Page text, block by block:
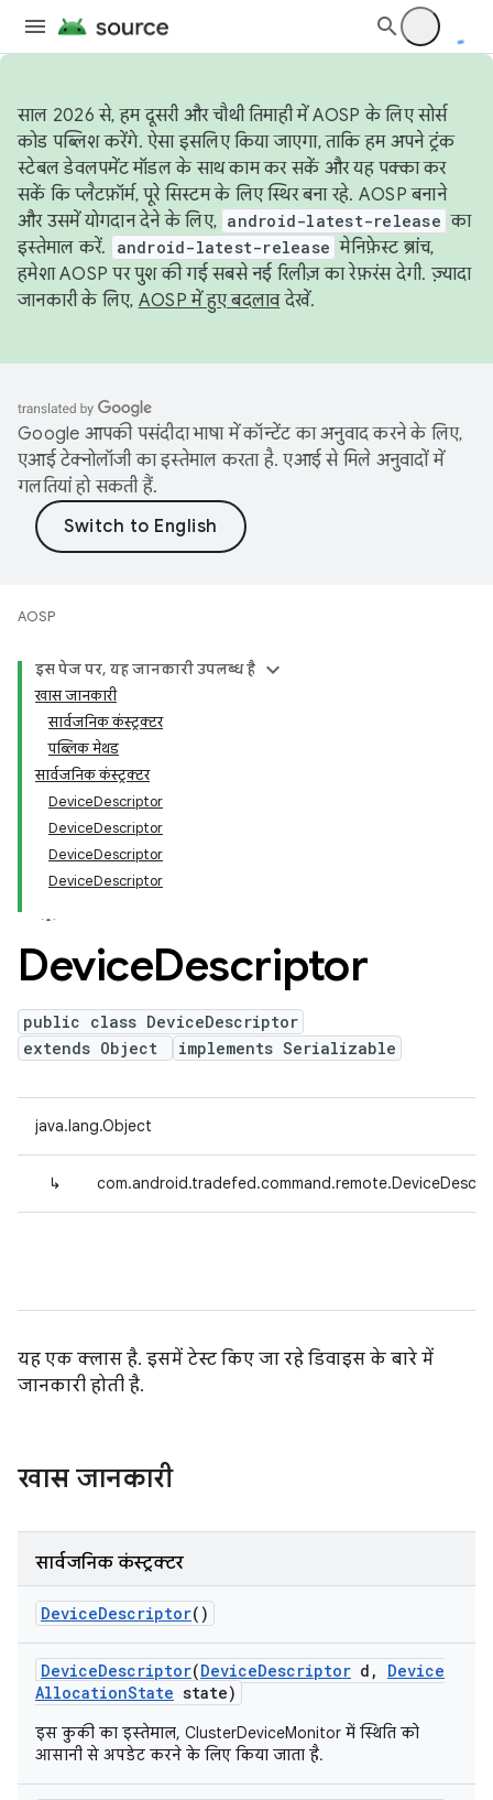
साल 2026 से, हम दूसरी और चौथी तिमाही में AOSP के लिए सोर्स
कोड पब्लिश करेंगे. ऐसा इसलिए किया जाएगा, ताकि हम अपने ट्रंक
स्टेबल डेवलपमेंट मॉडल के साथ काम कर सकें और यह पक्का कर
सकें कि प्लैटफ़ॉर्म, पूरे सिस्टम के लिए स्थिर बना रहे. AOSP बनाने
और उसमें योगदान देने के लिए, android-latest-release का
इस्तेमाल करें.
android-latest-release मेनिफ़ेस्ट ब्रांच,
हमेशा AOSP पर पुश की गई सबसे नई रिलीज़ का रेफ़रंस देगी. ज़्यादा
जानकारी के लिए, AOSP में हुए बदलावदेखें.
Google आपकी पसंदीदा भाषा में कॉन्टेंट का अनुवाद करने के लिए,
एआई टेक्नोलॉजी का इस्तेमाल करता है. एआई से मिले अनुवादों में
गलतियां हो सकती हैं.
AOSP
इस पेज पर, यह जानकारी उपलब्ध है
खास जानकारी
सार्वजनिक कंस्ट्रक्टर
पब्लिक मेथड
सार्वजनिक कंस्ट्रक्टर
DeviceDescriptor
DeviceDescriptor
DeviceDescriptor
DeviceDescriptor
DeviceDescriptor
public class DeviceDescriptor
extends Object
implements Serializable
java.lang.Object
↳
यह एक क्लास है. इसमें टेस्ट किए जा रहे डिवाइस के बारे में
जानकारी होती है.
खास जानकारी
सार्वजनिक कंस्ट्रक्टर
DeviceDescriptor()
DeviceDescriptor(DeviceDescriptor d ,
Device
AllocationState state)
इस कुकी का इस्तेमाल, ClusterDeviceMonitor में स्थिति को
आसानी से अपडेट करने के लिए किया जाता है.